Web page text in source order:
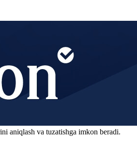
aniqlash va tuzatishga imkon beradi.